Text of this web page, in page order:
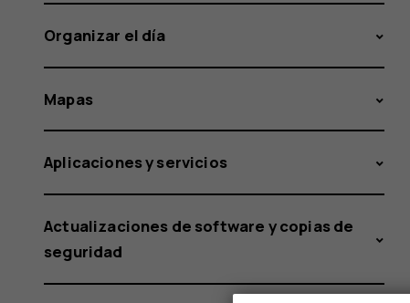
Organizar el día
Mapas
Aplicaciones y servicios
Actualizaciones de software y copias de
seguridad